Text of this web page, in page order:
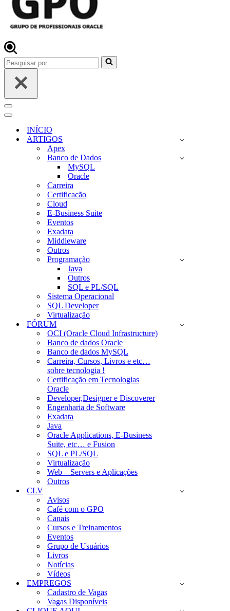
Pesquisar
por...
Menu
de
navegação
Menu
navegaçãoINÍCIO
ARTIGOS
Apex
Banco de Dados
MySQL
Oracle
Carreira
Certificacão
Cloud
E-Business Suite
Eventos
Exadata
Middleware
Outros
Programação
Java
Outros
SQL e PL/SQL
Sistema Operacional
SQL Developer
Virtualização
FÓRUM
OCI (Oracle Cloud Infrastructure)
Banco de dados Oracle
Banco de dados MySQL
Carreira, Cursos, Livros e etc…
sobre tecnologia !
Certificação em Tecnologias
Oracle
Developer,Designer e Discoverer
Engenharia de Software
Exadata
Java
Oracle Applications, E-Business
Suite, etc… e Fusion
SQL e PL/SQL
Virtualização
Web – Servers e Aplicações
Outros
CLV
Avisos
Café com o GPO
Canais
Cursos e Treinamentos
Eventos
Grupo de Usuários
Livros
Notícias
Vídeos
EMPREGOS
Cadastro de Vagas
Vagas Disponíveis